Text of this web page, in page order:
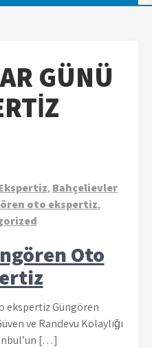
GÜNÜ
, Bahçelievler
oto ekspertiz,
Oto
ekspertiz Güngören
ve Randevu Kolaylığı
[…]